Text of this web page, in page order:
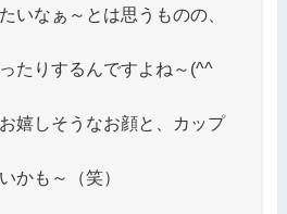
いなぁ～とは思うものの、
たりするんですよね～(^^ゞ
嬉しそうなお顔と、カップ
かも～（笑）